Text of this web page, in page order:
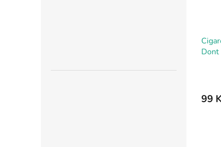
Dont
99